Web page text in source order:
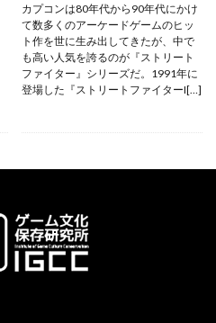
カプコンは80年代から90年代にかけ
て数多くのアーケードゲームのヒッ
ト作を世に生み出してきたが、中で
も高い人気を誇るのが『ストリート
ファイター』シリーズだ。1991年に
登場した『ストリートファイターI[…]